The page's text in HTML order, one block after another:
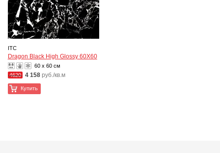
ITC
Dragon Black High Glossy 60X60
60 x 60 см
4620 4 158 руб./кв.м
Купить